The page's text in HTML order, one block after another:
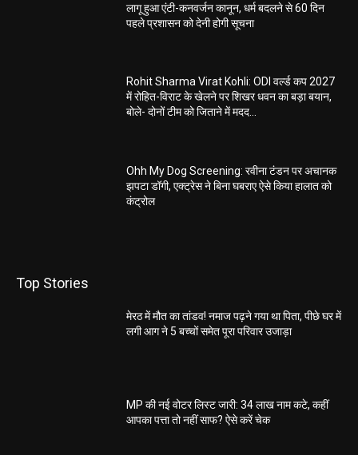
लागू हुआ एंटी-कनवर्जन कानून, धर्म बदलने से 60 दिन
पहले प्रशासन को देनी होगी सूचना
Rohit Sharma Virat Kohli: ODI वर्ल्ड कप 2027
में रोहित-विराट के खेलने पर शिखर धवन का बड़ा बयान,
बोले- दोनों टीम को जिताने में मदद...
Ohh My Dog Screening: रवीना टंडन पर अचानक
झपटा डॉगी, एक्ट्रेस ने बिना घबराए ऐसे किया हालात को
कंट्रोल
Top Stories
मेरठ में मौत का तांडव! नमाज पढ़ने गया था पिता, पीछे घर में
लगी आग ने 5 बच्चों समेत पूरा परिवार उजाड़ा
MP की नई वोटर लिस्ट जारी: 34 लाख नाम कटे, कहीं
आपका पत्ता तो नहीं साफ? ऐसे करें चेक